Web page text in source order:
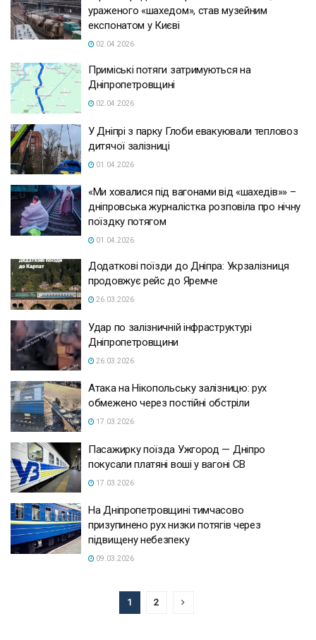
ураженого «шахедом», став музейним
експонатом у Києві
02.04.2026
Приміські потяги затримуються на
Дніпропетровщині
02.04.2026
У Дніпрі з парку Глоби евакуювали тепловоз
дитячої залізниці
01.04.2026
«Ми ховалися під вагонами від «шахедів»» –
дніпровська журналістка розповіла про нічну
поїздку потягом
01.04.2026
Додаткові поїзди до Дніпра: Укрзалізниця
продовжує рейс до Яремче
26.03.2026
Удар по залізничній інфраструктурі
Дніпропетровщини
26.03.2026
Атака на Нікопольську залізницю: рух
обмежено через постійні обстріли
17.03.2026
Пасажирку поїзда Ужгород — Дніпро
покусали платяні воші у вагоні СВ
17.03.2026
На Дніпропетровщині тимчасово
призупинено рух низки потягів через
підвищену небезпеку
09.03.2026
1 2